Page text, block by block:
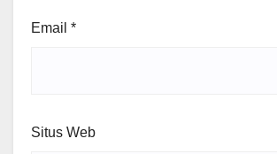
Email *
Situs Web